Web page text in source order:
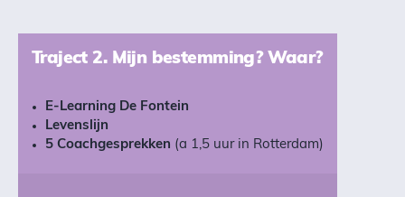
Traject 2. Mijn bestemming? Waar?
E-Learning De Fontein
Levenslijn
5 Coachgesprekken (a 1,5 uur in Rotterdam)